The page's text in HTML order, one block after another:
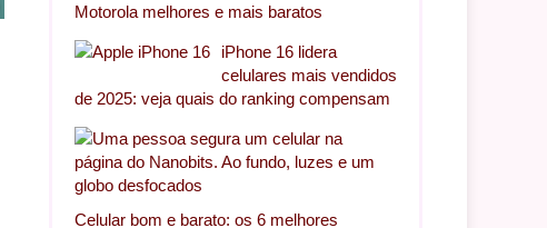
Motorola melhores e mais baratos
iPhone 16 lidera
celulares mais vendidos
de 2025: veja quais do ranking compensam
Celular bom e barato: os 6 melhores